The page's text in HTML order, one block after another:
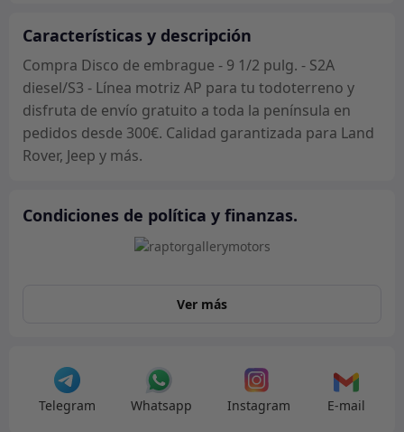
-
S2A
diesel/S3
Línea
motriz
Características y descripción
Compra Disco de embrague - 9 1/2 pulg. - S2A
diesel/S3 - Línea motriz AP para tu todoterreno y
disfruta de envío gratuito a toda la península en
pedidos desde 300€. Calidad garantizada para Land
Rover, Jeep y más.
Condiciones de política y finanzas.
Ver más
Telegram Whatsapp Instagram E-mail